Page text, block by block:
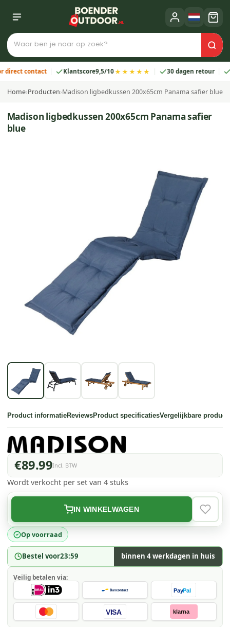
contact Klantscore9,5/10★★★★★ 30 dagen retour 2
Home›Producten›Madison ligbedkussen 200x65cm Panama safier blue
Madison ligbedkussen 200x65cm Panama safier
blue
Product informatieReviewsProduct specificatiesVergelijkbare
€89.99Incl. BTW
Op voorraad
Bestel voor23:59 binnen 4 werkdagen in huis
Wordt verkocht per set van 4 stuks
IN WINKELWAGEN
Veilig betalen via:
PayPal
VISA klarna